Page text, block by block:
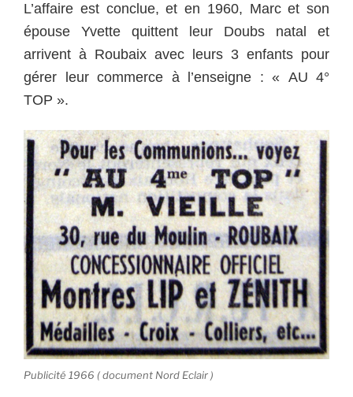
L’affaire est conclue, et en 1960, Marc et son
épouse Yvette quittent leur Doubs natal et
arrivent à Roubaix avec leurs 3 enfants pour
gérer leur commerce à l’enseigne : « AU 4°
TOP ».
Publicité 1966 ( document Nord Eclair )